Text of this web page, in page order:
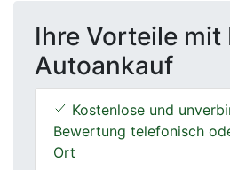
Ihre Vorteile mit
Autoankauf
Kostenlose und
Bewertung telefonisch
Ort